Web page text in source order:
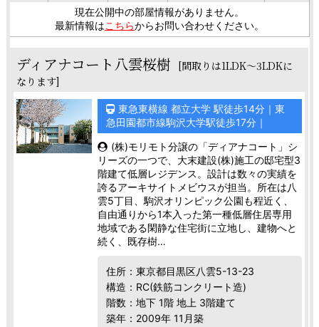
現在公開中の部屋情報がありません。
最新情報はこちらからお問い合わせください。
ディアナコート八雲桜樹 [間取りは1LDK～3LDKに
なります]
東急東横線 都立大学 駅徒歩14分｜東
急田園都市線駒沢大学駅徒歩17分｜
(株)モリモト分譲の「ディアナコート」シ
リーズの一つで、大末建設(株)施工の邸宅型3
階建て低層レジデンス。設計は数々の実績を
誇るアーキサイトメビウスが担当。所在は八
雲5丁目、駒沢オリンピック公園も程近く、
自由通りから1本入った第一種低層住居専用
地域である閑静な住宅街に立地し、建物へと
続く、既存樹…
住所：東京都目黒区八雲5-13-23
構造：RC(鉄筋コンクリート造)
階数：地下 1階 地上 3階建て
築年：2009年 11月築